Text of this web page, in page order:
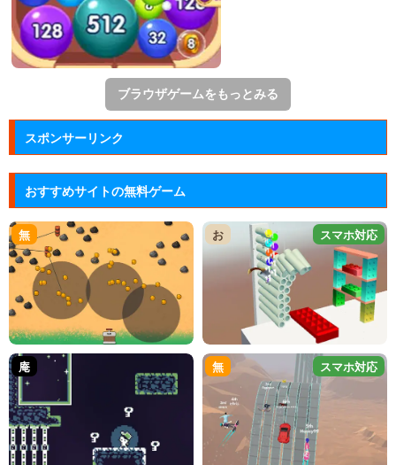
ブラウザゲームをもっとみる
スポンサーリンク
おすすめサイトの無料ゲーム
無 お スマホ対応
庵 無 スマホ対応